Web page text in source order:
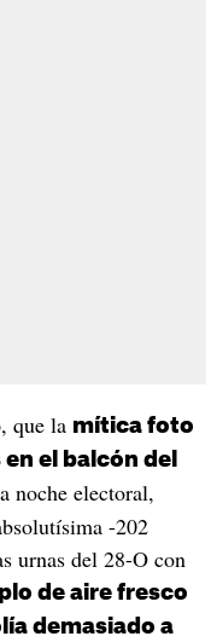
que la mítica foto
el balcón del
noche electoral,
-202
urnas del 28-O con
de aire fresco
demasiado a